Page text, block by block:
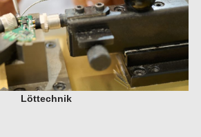
Löttechnik